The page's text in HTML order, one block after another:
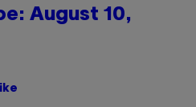
August 10,